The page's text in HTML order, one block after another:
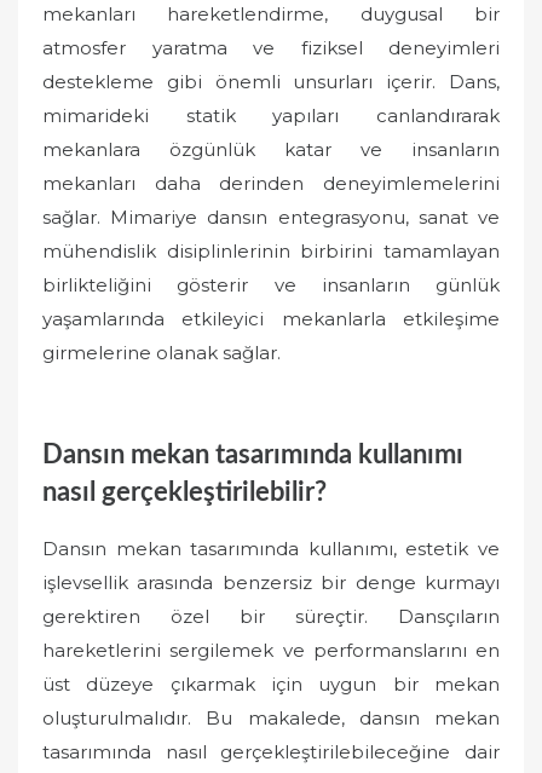
mekanları hareketlendirme, duygusal bir
atmosfer yaratma ve fiziksel deneyimleri
destekleme gibi önemli unsurları içerir. Dans,
mimarideki statik yapıları canlandırarak
mekanlara özgünlük katar ve insanların
mekanları daha derinden deneyimlemelerini
sağlar. Mimariye dansın entegrasyonu, sanat ve
mühendislik disiplinlerinin birbirini tamamlayan
birlikteliğini gösterir ve insanların günlük
yaşamlarında etkileyici mekanlarla etkileşime
girmelerine olanak sağlar.
Dansın mekan tasarımında kullanımı
nasıl gerçekleştirilebilir?
Dansın mekan tasarımında kullanımı, estetik ve
işlevsellik arasında benzersiz bir denge kurmayı
gerektiren özel bir süreçtir. Dansçıların
hareketlerini sergilemek ve performanslarını en
üst düzeye çıkarmak için uygun bir mekan
oluşturulmalıdır. Bu makalede, dansın mekan
tasarımında nasıl gerçekleştirilebileceğine dair